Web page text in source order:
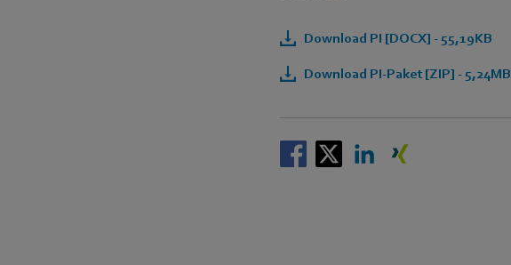
Download PI [DOCX] - 55,19KB
Download PI-Paket [ZIP] - 5,24MB